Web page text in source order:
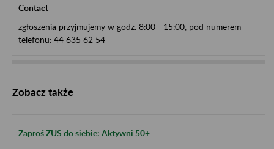
Contact
zgłoszenia przyjmujemy w godz. 8:00 - 15:00, pod numerem
telefonu: 44 635 62 54
Zobacz także
Zaproś ZUS do siebie: Aktywni 50+